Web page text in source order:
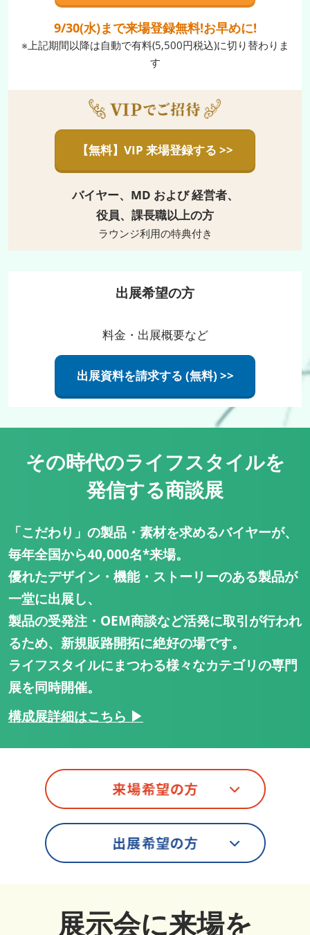
9/30(水)まで来場登録無料!お早めに!
※上記期間以降は自動で有料(5,500円税込)に切り替わりま
す
【無料】VIP 来場登録する >>
バイヤー、MD および 経営者、
役員、課長職以上の方
ラウンジ利用の特典付き
出展希望の方
料金・出展概要など
出展資料を請求する (無料) >>
その時代のライフスタイルを
発信する商談展
「こだわり」の製品・素材を求めるバイヤーが、
毎年全国から40,000名*来場。
優れたデザイン・機能・ストーリーのある製品が
一堂に出展し、
製品の受発注・OEM商談など活発に取引が行われ
るため、新規販路開拓に絶好の場です。
ライフスタイルにまつわる様々なカテゴリの専門
展を同時開催。
構成展詳細はこちら ▶
展示会に来場を